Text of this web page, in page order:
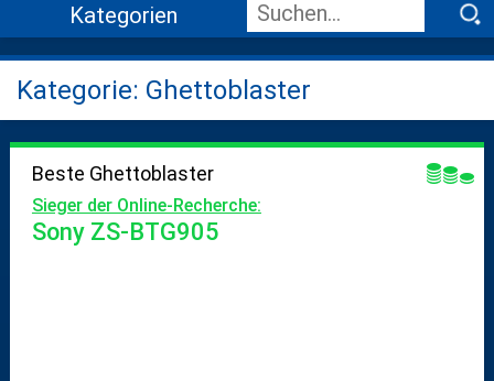
Kategorien
Kategorie: Ghettoblaster
Beste Ghettoblaster
Sieger der Online-Recherche:
Sony ZS-BTG905